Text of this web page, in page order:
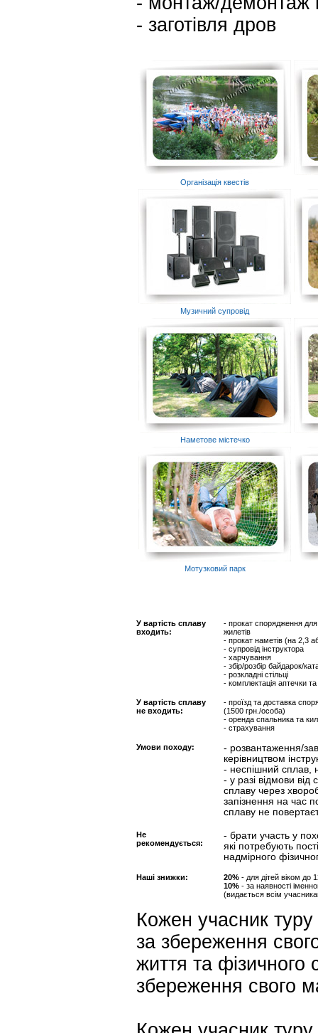
- заготівля дров
Організація квестів
Музичний супровід
Наметове містечко
Мотузковий парк
У вартість сплаву
входить:
- прокат спорядження для
жилетів
- прокат наметів (на 2,3
- супровід інструктора
- харчування
- збір/розбір байдарок/
- розкладні стільці
- комплектація аптечки
У вартість сплаву
не входить:
- проїзд та доставка
(1500 грн./особа)
- оренда спальника та
- страхування
Умови походу:
- розвантаження/
керівництвом
- неспішний сплав,
- у разі відмови
сплаву через
запізнення на час
сплаву не
Не
рекомендується:
- брати участь у
які потребують
надмірного
Наші знижки: 20% - для дітей віком до
10% - за наявності
(видається всім
Кожен учасник туру
за збереження
життя та фізичного
збереження свого